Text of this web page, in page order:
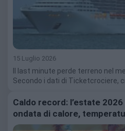
15 Luglio 2026
Il last minute perde terreno nel
Secondo i dati di Ticketcrociere,
Caldo record: l’estate
ondata di calore,